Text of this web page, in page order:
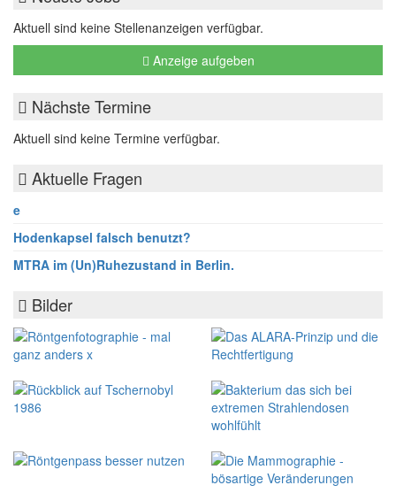
Aktuell sind keine Stellenanzeigen verfügbar.
Anzeige aufgeben
Nächste Termine
Aktuell sind keine Termine verfügbar.
Aktuelle Fragen
e
Hodenkapsel falsch benutzt?
MTRA im (Un)Ruhezustand in Berlin.
Bilder